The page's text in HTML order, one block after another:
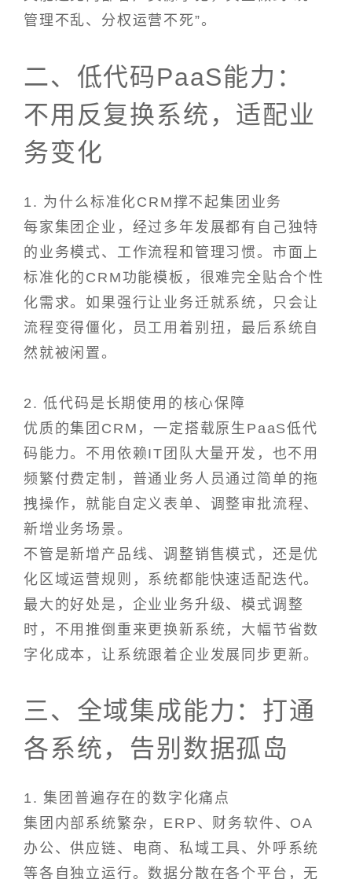
管理不乱、分权运营不死”。
二、低代码PaaS能力：
不用反复换系统，适配业
务变化
1. 为什么标准化CRM撑不起集团业务
每家集团企业，经过多年发展都有自己独特
的业务模式、工作流程和管理习惯。市面上
标准化的CRM功能模板，很难完全贴合个性
化需求。如果强行让业务迁就系统，只会让
流程变得僵化，员工用着别扭，最后系统自
然就被闲置。
2. 低代码是长期使用的核心保障
优质的集团CRM，一定搭载原生PaaS低代
码能力。不用依赖IT团队大量开发，也不用
频繁付费定制，普通业务人员通过简单的拖
拽操作，就能自定义表单、调整审批流程、
新增业务场景。
不管是新增产品线、调整销售模式，还是优
化区域运营规则，系统都能快速适配迭代。
最大的好处是，企业业务升级、模式调整
时，不用推倒重来更换新系统，大幅节省数
字化成本，让系统跟着企业发展同步更新。
三、全域集成能力：打通
各系统，告别数据孤岛
1. 集团普遍存在的数字化痛点
集团内部系统繁杂，ERP、财务软件、OA
办公、供应链、电商、私域工具、外呼系统
等各自独立运行。数据分散在各个平台，无